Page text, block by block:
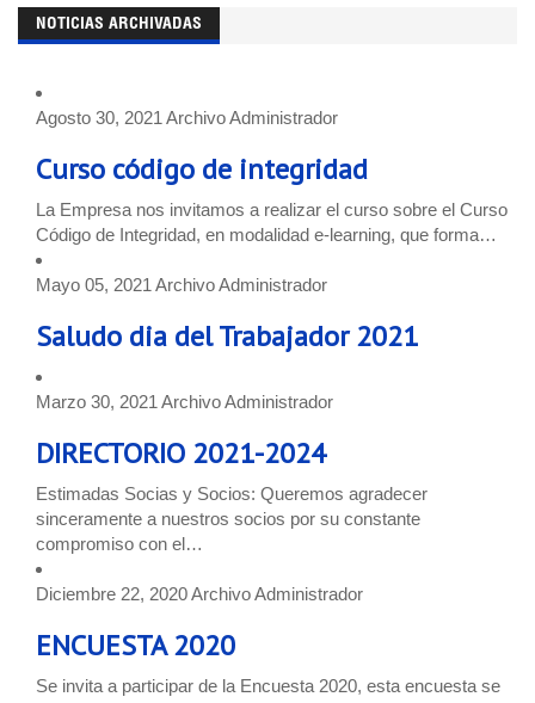
NOTICIAS ARCHIVADAS
Agosto 30, 2021 ArchivoAdministrador
Curso código de integridad
La Empresa nos invitamos a realizar el curso sobre el Curso
Código de Integridad, en modalidad e-learning, que forma…
Mayo 05, 2021 ArchivoAdministrador
Saludo dia del Trabajador 2021
Marzo 30, 2021 ArchivoAdministrador
DIRECTORIO 2021-2024
Estimadas Socias y Socios: Queremos agradecer
sinceramente a nuestros socios por su constante
compromiso con el…
Diciembre 22, 2020ArchivoAdministrador
ENCUESTA 2020
Se invita a participar de la Encuesta 2020, esta encuesta se